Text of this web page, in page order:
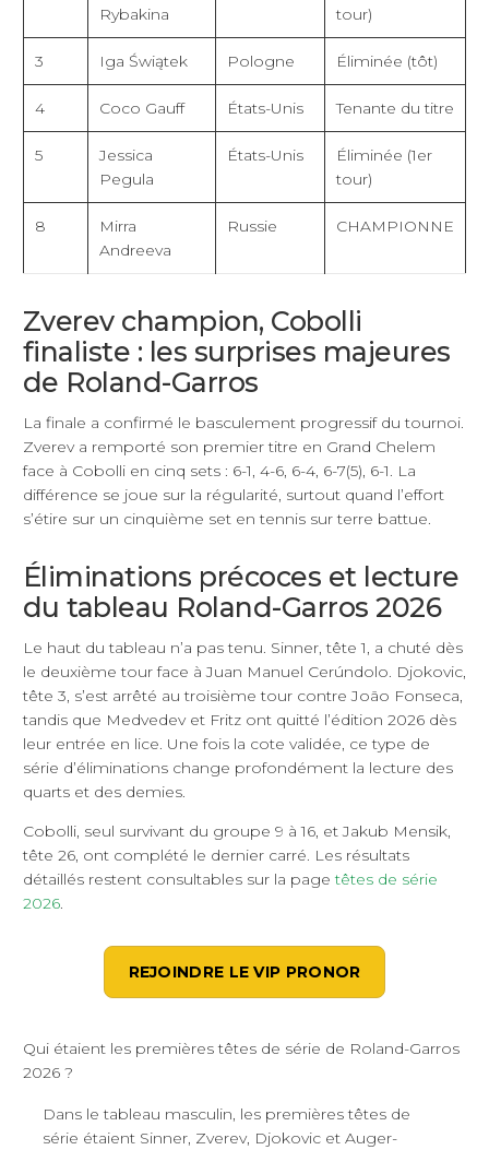
Rybakina tour)
3 Iga Świątek Pologne Éliminée (tôt)
4 Coco Gauff États-Unis Tenante du titre
5
Jessica
Pegula
États-Unis
Éliminée (1er
tour)
8
Mirra
Andreeva
Russie CHAMPIONNE
Zverev champion, Cobolli
finaliste : les surprises majeures
de Roland-Garros
La finale a confirmé le basculement progressif du tournoi.
Zverev a remporté son premier titre en Grand Chelem
face à Cobolli en cinq sets : 6-1, 4-6, 6-4, 6-7(5), 6-1. La
différence se joue sur la régularité, surtout quand l’effort
s’étire sur un cinquième set en tennis sur terre battue.
Éliminations précoces et lecture
du tableau Roland-Garros 2026
Le haut du tableau n’a pas tenu. Sinner, tête 1, a chuté dès
le deuxième tour face à Juan Manuel Cerúndolo. Djokovic,
tête 3, s’est arrêté au troisième tour contre João Fonseca,
tandis que Medvedev et Fritz ont quitté l’édition 2026 dès
leur entrée en lice. Une fois la cote validée, ce type de
série d’éliminations change profondément la lecture des
quarts et des demies.
Cobolli, seul survivant du groupe 9 à 16, et Jakub Mensik,
tête 26, ont complété le dernier carré. Les résultats
détaillés restent consultables sur la pagetêtes de série
2026.
REJOINDRE LE VIP PRONOR
Qui étaient les premières têtes de série de Roland-Garros
2026 ?
Dans le tableau masculin, les premières têtes de
série étaient Sinner, Zverev, Djokovic et Auger-